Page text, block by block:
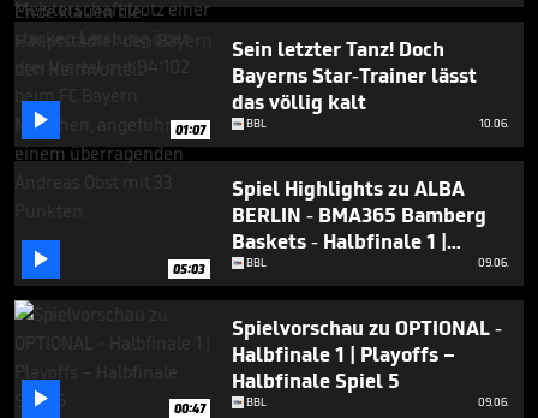
 01:07
Sein letzter Tanz! Doch
Bayerns Star-Trainer lässt
das völlig kalt
BBL 10.06.
 05:03
Spiel Highlights zu ALBA
BERLIN - BMA365 Bamberg
Baskets - Halbfinale 1 |
Playoffs – Halbfinale Spiel 5
BBL 09.06.
 00:47
Spielvorschau zu OPTIONAL -
Halbfinale 1 | Playoffs –
Halbfinale Spiel 5
BBL 09.06.